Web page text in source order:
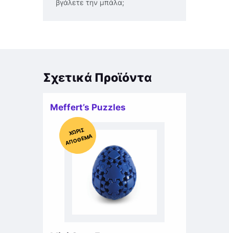
βγάλετε την μπάλα;
Σχετικά Προϊόντα
Meffert’s Puzzles
Χ
ΩΡΊΣ
Α
Π
Ό
ΘΕ
ΜΑ